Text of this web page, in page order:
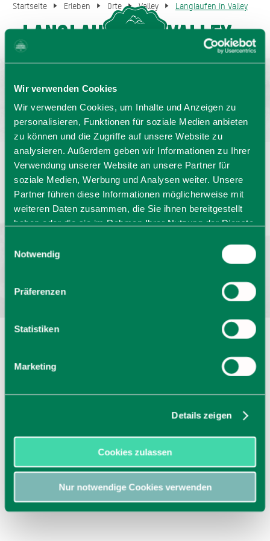
Wir verwenden Cookies
Wir verwenden Cookies, um Inhalte und Anzeigen zu
personalisieren, Funktionen für soziale Medien anbieten
zu können und die Zugriffe auf unsere Website zu
analysieren. Außerdem geben wir Informationen zu Ihrer
Verwendung unserer Website an unsere Partner für
soziale Medien, Werbung und Analysen weiter. Unsere
Partner führen diese Informationen möglicherweise mit
weiteren Daten zusammen, die Sie ihnen bereitgestellt
haben oder die sie im Rahmen Ihrer Nutzung der Dienste
Cookies, wenn Sie unsere Webseite weiterhin nutzen.
Notwendig
Präferenzen
Statistiken
Marketing
Details zeigen
Cookies zulassen
Nur notwendige Cookies verwenden
Startseite Erleben Orte Valley Langlaufen in Valley
Langlaufen in Valley
Sprache wählen:DE EN IT
Barrierefrei reisen Filmregion
Prospekte
Kontakt
Impressum
Datenschutz
Bayern - traditionell anders
GASTGEBERSUCHE